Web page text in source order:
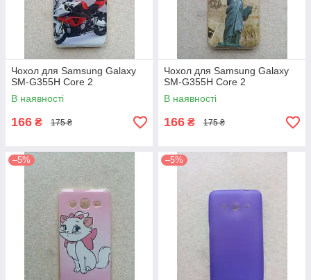
Чохол для Samsung Galaxy
SM-G355H Core 2
В наявності
166 ₴ 175 ₴
Чохол для Samsung Galaxy
SM-G355H Core 2
В наявності
166 ₴ 175 ₴
–5% –5%